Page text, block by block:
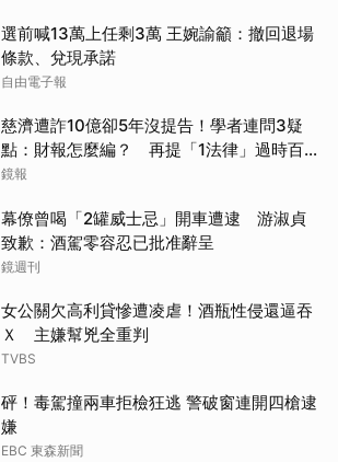
選前喊13萬上任剩3萬 王婉諭籲：撤回退場
條款、兌現承諾
自由電子報
慈濟遭詐10億卻5年沒提告！學者連問3疑
點：財報怎麼編？ 再提「1法律」過時百年
管不了
鏡報
幕僚曾喝「2罐威士忌」開車遭逮 游淑貞
致歉：酒駕零容忍已批准辭呈
鏡週刊
女公關欠高利貸慘遭凌虐！酒瓶性侵還逼吞
Ｘ 主嫌幫兇全重判
TVBS
砰！毒駕撞兩車拒檢狂逃 警破窗連開四槍逮
嫌
EBC 東森新聞